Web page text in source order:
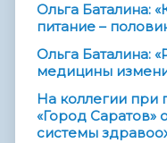
Ольга Баталина:
питание –
Ольга Баталина:
медицины
На коллегии при
«Город Саратов»
системы